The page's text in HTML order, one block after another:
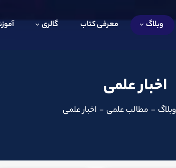
وبلاگ معرفی کتاب گالری
اخبار علمی
وبلاگ - مطالب علمی - اخبار علمی